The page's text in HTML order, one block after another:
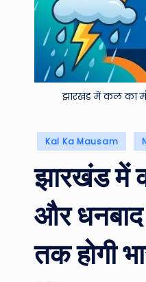
झारखंड में कल का
Posted
Kal Ka Mausam
झारखंड में
और
तक होगी